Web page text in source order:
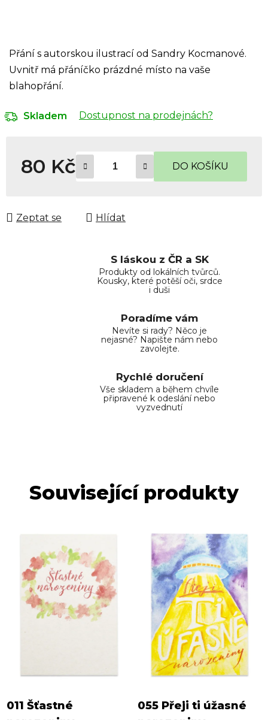
Přání s autorskou ilustrací od Sandry Kocmanové.
Uvnitř má přáníčko prázdné místo na vaše
blahopřání.
Skladem Dostupnost na prodejnách?
80 Kč DO KOŠÍKU
Zeptat se Hlídat
S láskou z ČR a SK
Produkty od lokálních tvůrců.
Kousky, které potěší oči, srdce
i duši
Poradíme vám
Nevíte si rady? Něco je
nejasné? Napište nám nebo
zavolejte.
Rychlé doručení
Vše skladem a během chvíle
připravené k odeslání nebo
vyzvednutí
Související produkty
011 Šťastné
055 Přeji ti úžasné